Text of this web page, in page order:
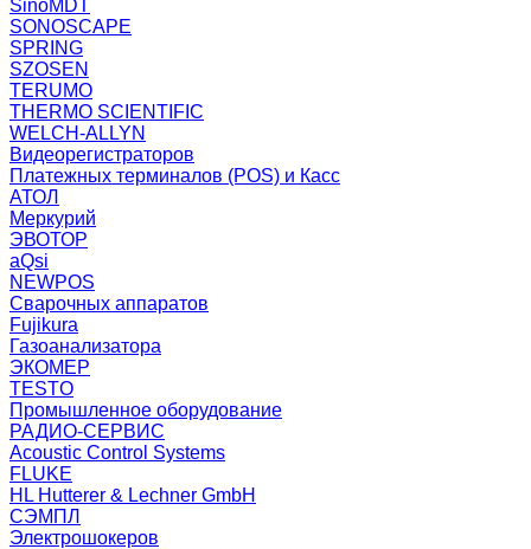
SinoMDT
SONOSCAPE
SPRING
SZOSEN
TERUMO
THERMO SCIENTIFIC
WELCH-ALLYN
Видеорегистраторов
Платежных терминалов (POS) и Касс
АТОЛ
Меркурий
ЭВОТОР
aQsi
NEWPOS
Сварочных аппаратов
Fujikura
Газоанализатора
ЭКОМЕР
TESTO
Промышленное оборудование
РАДИО-СЕРВИС
Acoustic Control Systems
FLUKE
HL Hutterer & Lechner GmbH
СЭМПЛ
Электрошокеров